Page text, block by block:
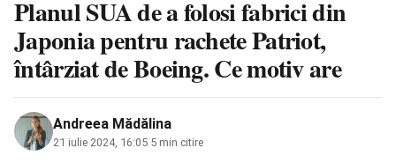
Planul SUA de a folosi fabrici din
Japonia pentru rachete Patriot,
întârziat de Boeing. Ce motiv are
Andreea Mădălina
21 iulie 2024, 16:05 5 min citire